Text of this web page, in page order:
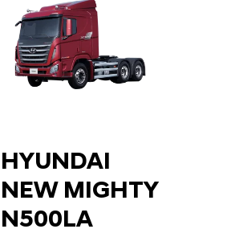
HYUNDAI
NEW MIGHTY
N500LA